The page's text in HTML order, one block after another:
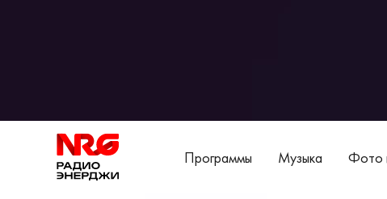
Программы Музыка Фото